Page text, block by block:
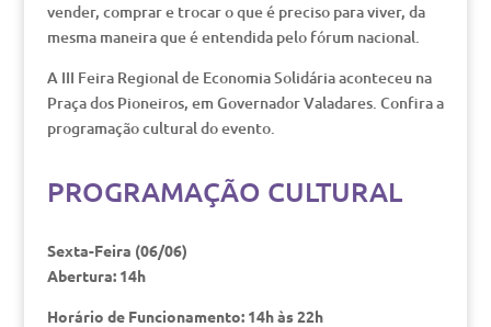
vender, comprar e trocar o que é preciso para viver, da
mesma maneira que é entendida pelo fórum nacional.
A III Feira Regional de Economia Solidária aconteceu na
Praça dos Pioneiros, em Governador Valadares. Confira a
programação cultural do evento.
PROGRAMAÇÃO CULTURAL
Sexta-Feira (06/06)
Abertura: 14h
Horário de Funcionamento: 14h às 22h